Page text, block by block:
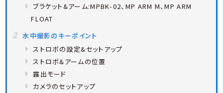
ブラケット&アーム:MPBK-02、MP ARM M、MP ARM
FLOAT
水中撮影のキーポイント
ストロボの設定&セットアップ
ストロボ&アームの位置
露出モード
カメラのセットアップ